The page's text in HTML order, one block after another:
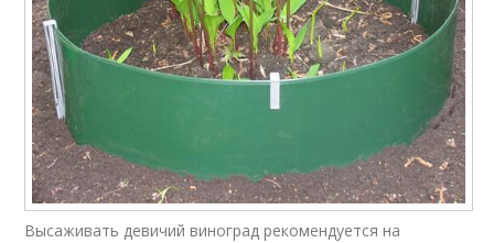
Высаживать девичий виноград рекомендуется на